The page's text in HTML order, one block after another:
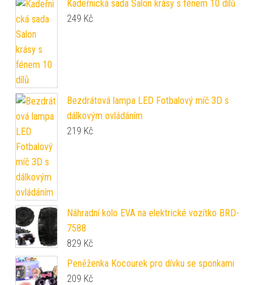
Kadeřnická sada Salon krásy s fénem 10 dílů
249 Kč
Bezdrátová lampa LED Fotbalový míč 3D s
dálkovým ovládáním
219 Kč
Náhradní kolo EVA na elektrické vozítko BRD-
7588
829 Kč
Peněženka Kocourek pro dívku se sponkami
209 Kč